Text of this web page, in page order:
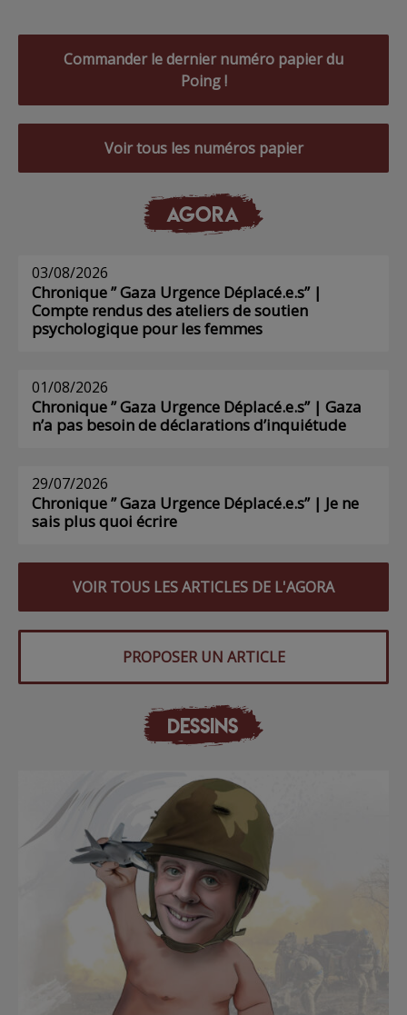
Commander le dernier numéro papier du
Poing !
Voir tous les numéros papier
AGORA
03/08/2026
Chronique ” Gaza Urgence Déplacé.e.s” |
Compte rendus des ateliers de soutien
psychologique pour les femmes
01/08/2026
Chronique ” Gaza Urgence Déplacé.e.s” | Gaza
n’a pas besoin de déclarations d’inquiétude
29/07/2026
Chronique ” Gaza Urgence Déplacé.e.s” | Je ne
sais plus quoi écrire
VOIR TOUS LES ARTICLES DE L'AGORA
PROPOSER UN ARTICLE
DESSINS